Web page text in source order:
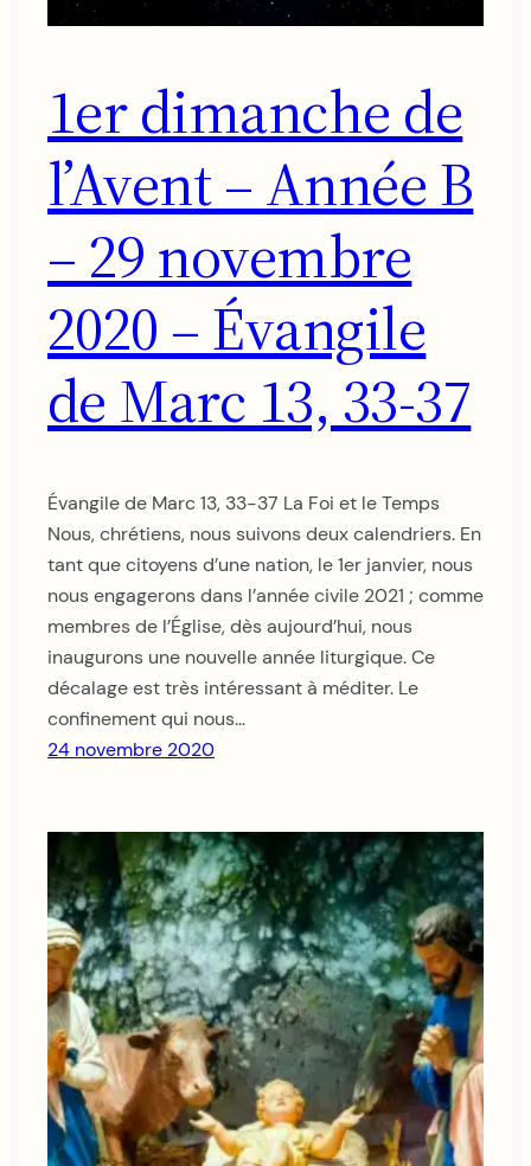
1er dimanche de
l’Avent – Année B
– 29 novembre
2020 – Évangile
de Marc 13, 33-37
Évangile de Marc 13, 33-37 La Foi et le Temps
Nous, chrétiens, nous suivons deux calendriers. En
tant que citoyens d’une nation, le 1er janvier, nous
nous engagerons dans l’année civile 2021 ; comme
membres de l’Église, dès aujourd’hui, nous
inaugurons une nouvelle année liturgique. Ce
décalage est très intéressant à méditer. Le
confinement qui nous…
24 novembre 2020